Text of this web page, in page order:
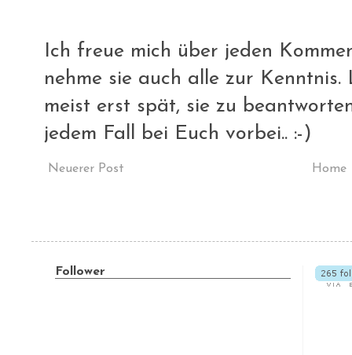
Ich freue mich über jeden
nehme sie auch alle zur
meist erst spät, sie zu
jedem Fall bei Euch vorbei.. :-)
Neuerer Post Home
Follower